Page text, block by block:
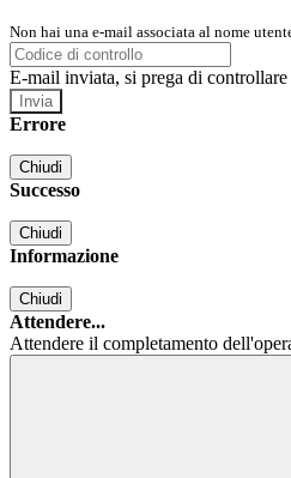
Non hai una e-mail associata al nome
E-mail inviata, si prega di
Errore
Chiudi
Successo
Chiudi
Informazione
Chiudi
Attendere...
Attendere il completamento